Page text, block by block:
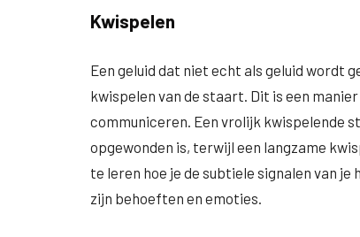
Kwispelen
Een geluid dat niet echt als geluid wordt
kwispelen van de staart. Dit is een
communiceren. Een vrolijk kwispelende
opgewonden is, terwijl een langzame
te leren hoe je de subtiele signalen van
zijn behoeften en emoties.